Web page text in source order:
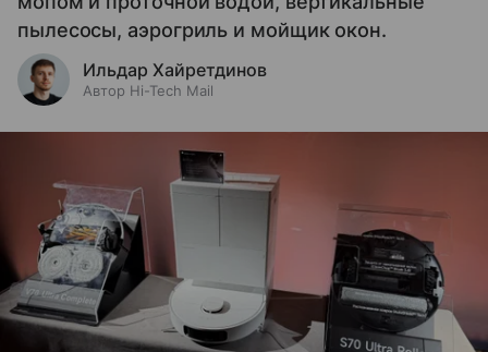
пылесосы, аэрогриль и мойщик окон.
Ильдар Хайретдинов
Автор Hi-Tech Mail